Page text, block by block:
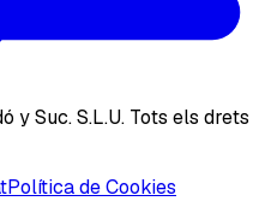
y Suc. S.L.U. Tots els drets
Política de Cookies